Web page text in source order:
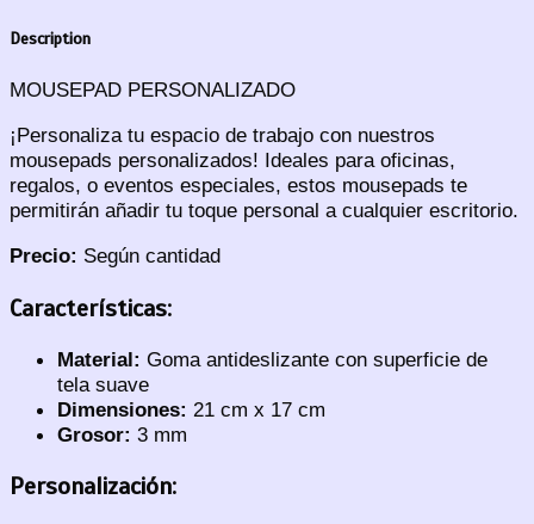
Description
MOUSEPAD PERSONALIZADO
¡Personaliza tu espacio de trabajo con nuestros
mousepads personalizados! Ideales para oficinas,
regalos, o eventos especiales, estos mousepads te
permitirán añadir tu toque personal a cualquier escritorio.
Precio: Según cantidad
Características:
Material: Goma antideslizante con superficie de
tela suave
Dimensiones: 21 cm x 17 cm
Grosor: 3 mm
Personalización: